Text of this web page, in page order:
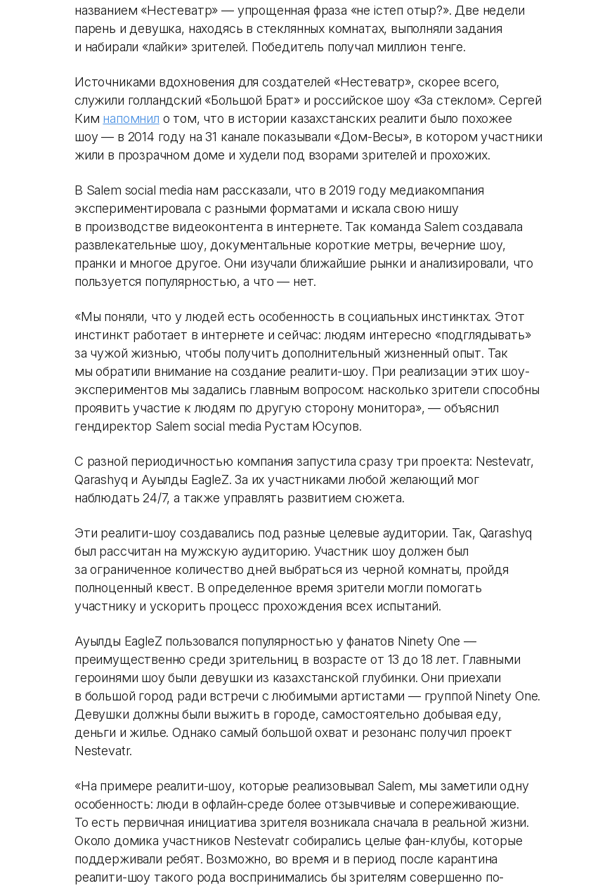
названием «Нестеватр» — упрощенная фраза «не iстеп отыр?». Две недели
парень и девушка, находясь в стеклянных комнатах, выполняли задания
и набирали «лайки» зрителей. Победитель получал миллион тенге.
Источниками вдохновения для создателей «Нестеватр», скорее всего,
служили голландский «Большой Брат» и российское шоу «За стеклом». Сергей
Ким напомнил о том, что в истории казахстанских реалити было похожее
шоу — в 2014 году на 31 канале показывали «Дом-Весы», в котором участники
жили в прозрачном доме и худели под взорами зрителей и прохожих.
В Salem social media нам рассказали, что в 2019 году медиакомпания
экспериментировала с разными форматами и искала свою нишу
в производстве видеоконтента в интернете. Так команда Salem создавала
развлекательные шоу, документальные короткие метры, вечерние шоу,
пранки и многое другое. Они изучали ближайшие рынки и анализировали, что
пользуется популярностью, а что — нет.
«Мы поняли, что у людей есть особенность в социальных инстинктах. Этот
инстинкт работает в интернете и сейчас: людям интересно «подглядывать»
за чужой жизнью, чтобы получить дополнительный жизненный опыт. Так
мы обратили внимание на создание реалити-шоу. При реализации этих шоу-
экспериментов мы задались главным вопросом: насколько зрители способны
проявить участие к людям по другую сторону монитора», — объяснил
гендиректор Salem social media Рустам Юсупов.
С разной периодичностью компания запустила сразу три проекта: Nestevatr,
Qarashyq и Ауылдың EagleZ. За их участниками любой желающий мог
наблюдать 24/7, а также управлять развитием сюжета.
Эти реалити-шоу создавались под разные целевые аудитории. Так, Qarashyq
был рассчитан на мужскую аудиторию. Участник шоу должен был
за ограниченное количество дней выбраться из черной комнаты, пройдя
полноценный квест. В определенное время зрители могли помогать
участнику и ускорить процесс прохождения всех испытаний.
Ауылдың EagleZ пользовался популярностью у фанатов Ninety One —
преимущественно среди зрительниц в возрасте от 13 до 18 лет. Главными
героинями шоу были девушки из казахстанской глубинки. Они приехали
в большой город ради встречи с любимыми артистами — группой Ninety One.
Девушки должны были выжить в городе, самостоятельно добывая еду,
деньги и жилье. Однако самый большой охват и резонанс получил проект
Nestevatr.
«На примере реалити-шоу, которые реализовывал Salem, мы заметили одну
особенность: люди в офлайн-среде более отзывчивые и сопереживающие.
То есть первичная инициатива зрителя возникала сначала в реальной жизни.
Около домика участников Nestevatr собирались целые фан-клубы, которые
поддерживали ребят. Возможно, во время и в период после карантина
реалити-шоу такого рода воспринимались бы зрителям совершенно по-